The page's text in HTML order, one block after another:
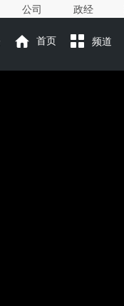
公司 政经
首页 频道